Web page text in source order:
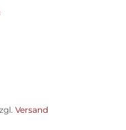
Versand